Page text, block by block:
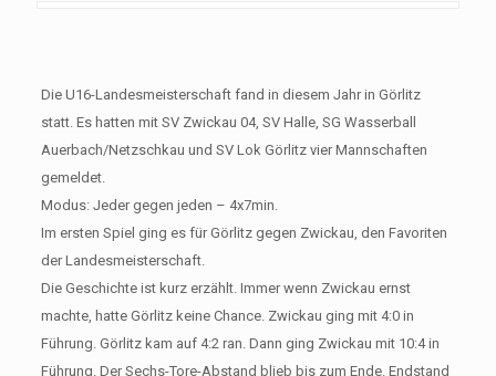
Die U16-Landesmeisterschaft fand in diesem Jahr in Görlitz
statt. Es hatten mit SV Zwickau 04, SV Halle, SG Wasserball
Auerbach/Netzschkau und SV Lok Görlitz vier Mannschaften
gemeldet.
Modus: Jeder gegen jeden – 4x7min.
Im ersten Spiel ging es für Görlitz gegen Zwickau, den Favoriten
der Landesmeisterschaft.
Die Geschichte ist kurz erzählt. Immer wenn Zwickau ernst
machte, hatte Görlitz keine Chance. Zwickau ging mit 4:0 in
Führung. Görlitz kam auf 4:2 ran. Dann ging Zwickau mit 10:4 in
Führung. Der Sechs-Tore-Abstand blieb bis zum Ende. Endstand